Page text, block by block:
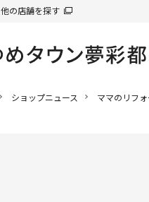
他の店舗を探す
ショップニュース ママのリフォ